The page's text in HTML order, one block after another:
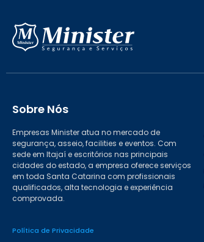
Sobre Nós
Empresas Minister atua no mercado de
segurança, asseio, facilities e eventos. Com
sede em Itajaí e escritórios nas principais
cidades do estado, a empresa oferece serviços
em toda Santa Catarina com profissionais
qualificados, alta tecnologia e experiência
comprovada.
Política de Privacidade